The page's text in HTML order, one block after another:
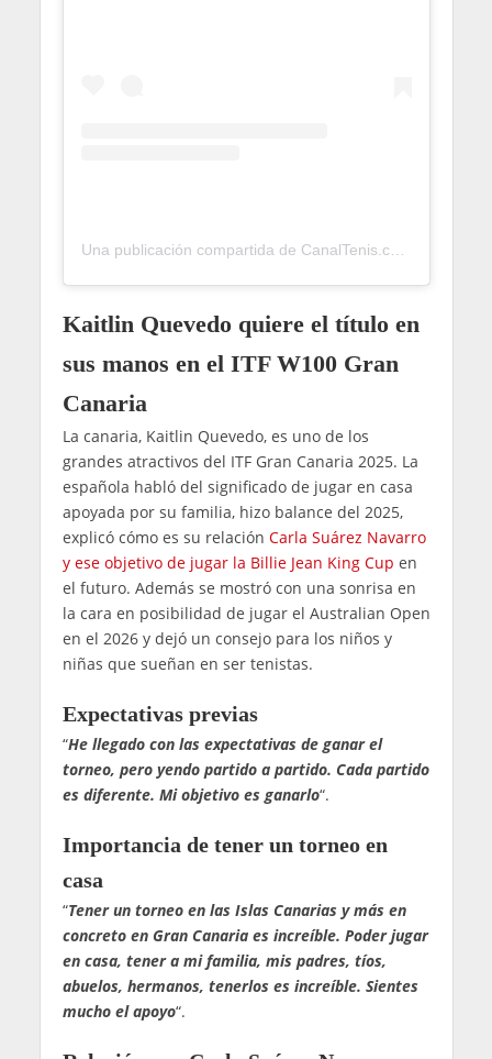
Una publicación compartida de CanalTenis.com 🎾 (@canaltenis)
Kaitlin Quevedo quiere el título en
sus manos en el ITF W100 Gran
Canaria
La canaria, Kaitlin Quevedo, es uno de los
grandes atractivos del ITF Gran Canaria 2025. La
española habló del significado de jugar en casa
apoyada por su familia, hizo balance del 2025,
explicó cómo es su relación Carla Suárez Navarro
y ese objetivo de jugar la Billie Jean King Cup en
el futuro. Además se mostró con una sonrisa en
la cara en posibilidad de jugar el Australian Open
en el 2026 y dejó un consejo para los niños y
niñas que sueñan en ser tenistas.
Expectativas previas
“He llegado con las expectativas de ganar el
torneo, pero yendo partido a partido. Cada partido
es diferente. Mi objetivo es ganarlo“.
Importancia de tener un torneo en
casa
“Tener un torneo en las Islas Canarias y más en
concreto en Gran Canaria es increíble. Poder jugar
en casa, tener a mi familia, mis padres, tíos,
abuelos, hermanos, tenerlos es increíble. Sientes
mucho el apoyo“.